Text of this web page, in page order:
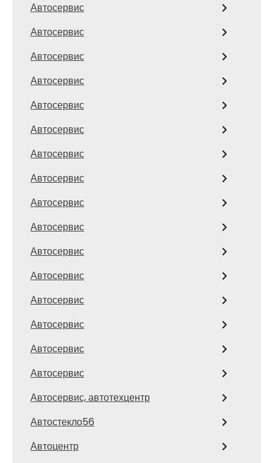
Автосервис
Автосервис
Автосервис
Автосервис
Автосервис
Автосервис
Автосервис
Автосервис
Автосервис
Автосервис
Автосервис
Автосервис
Автосервис
Автосервис
Автосервис
Автосервис
Автосервис, автотехцентр
Автостекло56
Автоцентр